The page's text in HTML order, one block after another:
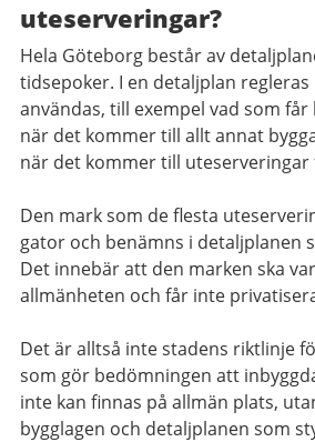
uteserveringar?
Hela Göteborg består av
tidsepoker. I en detaljplan
användas, till exempel vad som får
när det kommer till allt annat
när det kommer till uteserveringar
Den mark som de flesta
gator och benämns i detaljplanen
Det innebär att den marken ska
allmänheten och får inte
Det är alltså inte stadens riktlinje
som gör bedömningen att
inte kan finnas på allmän plats,
bygglagen och detaljplanen som